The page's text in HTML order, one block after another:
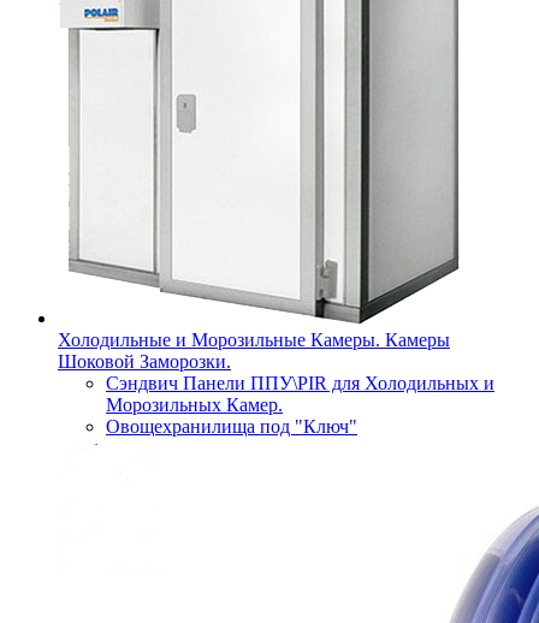
Холодильные и Морозильные Камеры. Камеры
Шоковой Заморозки.
Сэндвич Панели ППУ\PIR для Холодильных и
Морозильных Камер.
Овощехранилища под "Ключ"